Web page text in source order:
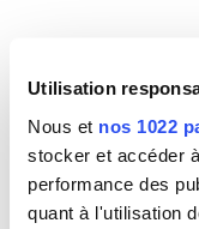
Utilisation
Nous et nos 1022
stocker et accéder
performance des
quant à l'utilisation